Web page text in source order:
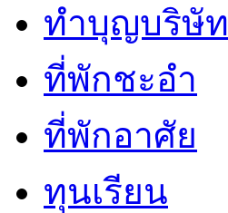
ทำบุญบริษัท
ที่พักชะอำ
ที่พักอาศัย
ทุนเรียน